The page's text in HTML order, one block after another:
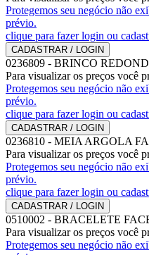
Protegemos seu negócio não
prévio.
clique para fazer login ou
CADASTRAR / LOGIN
0236809 - BRINCO
Para visualizar os preços você
Protegemos seu negócio não
prévio.
clique para fazer login ou
CADASTRAR / LOGIN
0236810 - MEIA ARGOLA
Para visualizar os preços você
Protegemos seu negócio não
prévio.
clique para fazer login ou
CADASTRAR / LOGIN
0510002 - BRACELETE
Para visualizar os preços você
Protegemos seu negócio não